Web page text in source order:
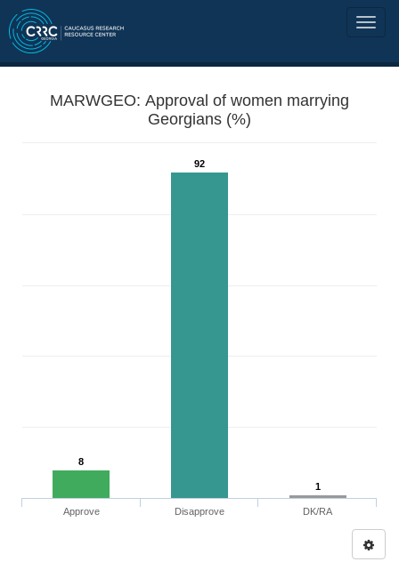
MARWGEO: Approval of women marrying
Georgians (%)
8
92
1
Approve Disapprove DK/RA